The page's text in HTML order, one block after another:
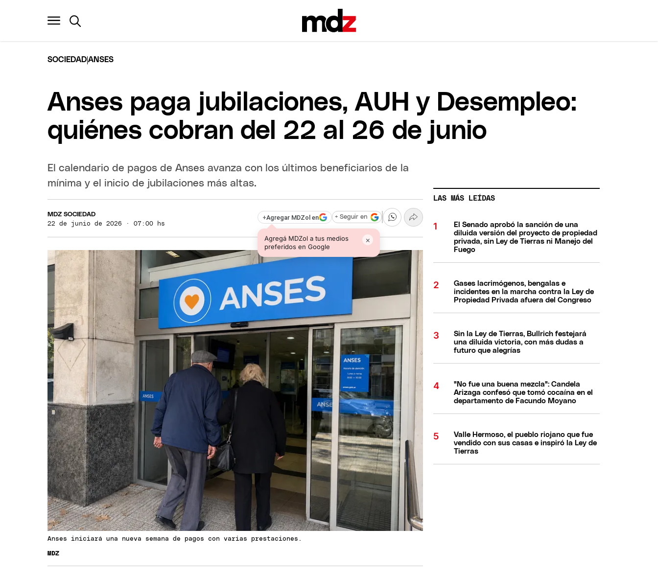
SOCIEDAD|ANSES
Anses paga jubilaciones, AUH y Desempleo:
quiénes cobran del 22 al 26 de junio
El calendario de pagos de Anses avanza con los últimos beneficiarios de la
mínima y el inicio de jubilaciones más altas.
MDZ SOCIEDAD
22 de junio de 2026 · 07:00 hs
+Agregar MDZol en
Agregá MDZol a tus medios
preferidos en Google
×
+ Seguir en
Anses iniciará una nueva semana de pagos con varias prestaciones.
MDZ
LAS MÁS LEÍDAS
El Senado aprobó la sanción de una
diluida versión del proyecto de propiedad
privada, sin Ley de Tierras ni Manejo del
Fuego
Gases lacrimógenos, bengalas e
incidentes en la marcha contra la Ley de
Propiedad Privada afuera del Congreso
Sin la Ley de Tierras, Bullrich festejará
una diluida victoria, con más dudas a
futuro que alegrías
"No fue una buena mezcla": Candela
Arizaga confesó que tomó cocaína en el
departamento de Facundo Moyano
Valle Hermoso, el pueblo riojano que fue
vendido con sus casas e inspiró la Ley de
Tierras